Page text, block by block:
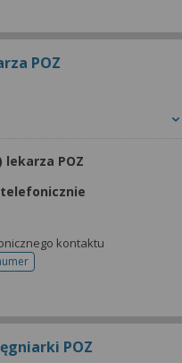
POZ
POZ
kontaktu
do rejestracji
POZ